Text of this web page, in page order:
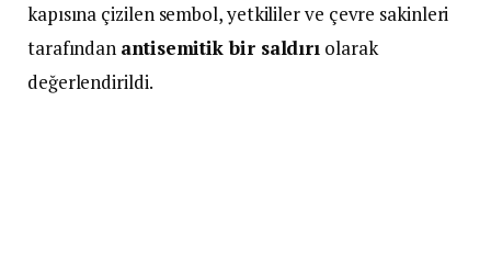
kapısına çizilen sembol, yetkililer ve çevre sakinleri
tarafından antisemitik bir saldırı olarak
değerlendirildi.